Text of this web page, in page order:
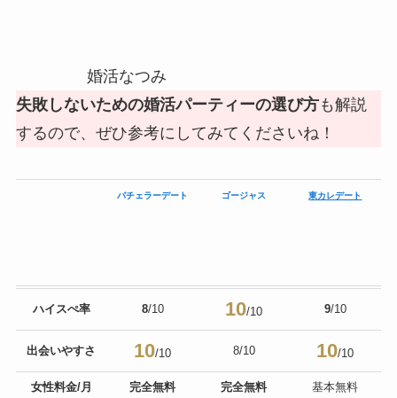
婚活なつみ
失敗しないための婚活パーティーの選び方も解説
するので、ぜひ参考にしてみてくださいね！
バチェラーデート ゴージャス 東カレデート
ハイスぺ率 8/10 10/10 9/10
出会いやすさ 10/10 8/10 10/10
女性料金/月 完全無料 完全無料 基本無料